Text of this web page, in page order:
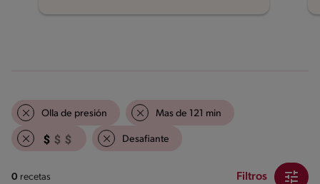
Olla de presión Mas de 121 min
Desafiante
0 recetas Filtros